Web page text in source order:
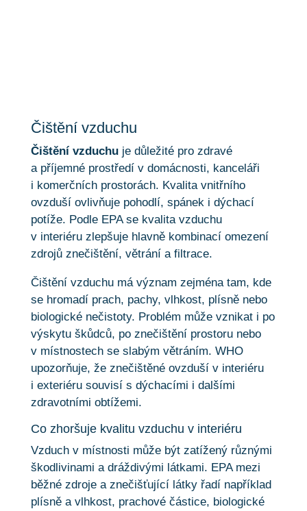
Čištění vzduchu
Čištění vzduchuje důležité pro zdravé
a příjemné prostředí v domácnosti, kanceláři
i komerčních prostorách. Kvalita vnitřního
ovzduší ovlivňuje pohodlí, spánek i dýchací
potíže. Podle EPA se kvalita vzduchu
v interiéru zlepšuje hlavně kombinací omezení
zdrojů znečištění, větrání a filtrace.
Čištění vzduchu má význam zejména tam, kde
se hromadí prach, pachy, vlhkost, plísně nebo
biologické nečistoty. Problém může vznikat i po
výskytu škůdců, po znečištění prostoru nebo
v místnostech se slabým větráním. WHO
upozorňuje, že znečištěné ovzduší v interiéru
i exteriéru souvisí s dýchacími i dalšími
zdravotními obtížemi.
Co zhoršuje kvalitu vzduchu v interiéru
Vzduch v místnosti může být zatížený různými
škodlivinami a dráždivými látkami. EPA mezi
běžné zdroje a znečišťující látky řadí například
plísně a vlhkost, prachové částice, biologické